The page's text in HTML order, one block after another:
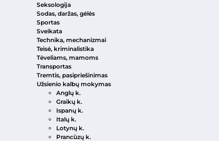
Seksologija
Sodas, daržas, gėlės
Sportas
Sveikata
Technika, mechanizmai
Teisė, kriminalistika
Tėveliams, mamoms
Transportas
Tremtis, pasipriešinimas
Užsienio kalbų mokymas
Anglų k.
Graikų k.
Ispanų k.
Italų k.
Lotynų k.
Prancūzų k.